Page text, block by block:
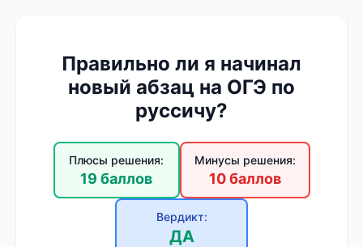
Правильно ли я начинал
новый абзац на ОГЭ по
руссичу?
Плюсы решения:
19 баллов
Минусы решения:
10 баллов
Вердикт:
ДА